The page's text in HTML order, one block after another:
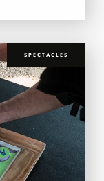
SPECTACLES